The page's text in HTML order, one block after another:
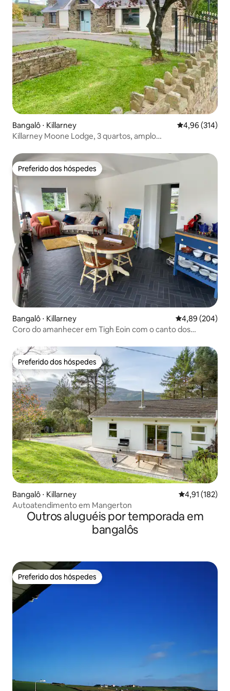
Bangalô ⋅ Killarney 4,96 de uma
4,96 (314)
Killarney Moone Lodge, 3 quartos, amplo
Preferido dos hóspedes
Preferido dos hóspedes
Bangalô ⋅ Killarney 4,89 de uma
4,89 (204)
Coro do amanhecer em Tigh Eoin com o canto dos
Preferido dos hóspedes
Preferido dos hóspedes
Bangalô ⋅ Killarney 4,91 de uma
4,91 (182)
Autoatendimento em Mangerton
Outros aluguéis por temporada em
bangalôs
Preferido dos hóspedes
Preferido dos hóspedes